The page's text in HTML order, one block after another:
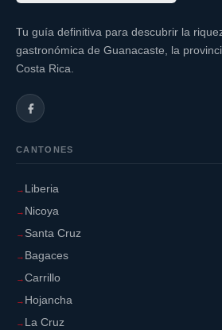
Tu guía definitiva para descubrir la
gastronómica de Guanacaste, la
Costa Rica.
CANTONES
Liberia
Nicoya
Santa Cruz
Bagaces
Carrillo
Hojancha
La Cruz